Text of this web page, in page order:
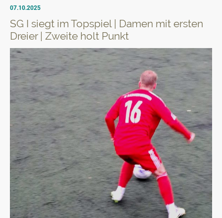
07.10.2025
SG I siegt im Topspiel | Damen mit ersten
Dreier | Zweite holt Punkt